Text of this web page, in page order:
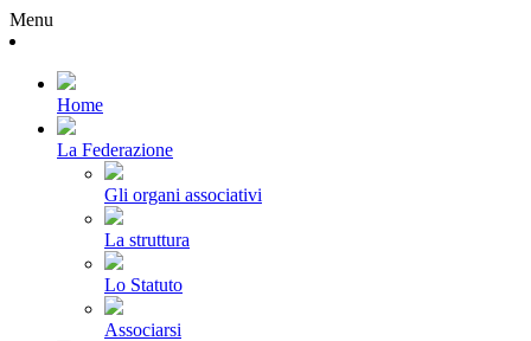
Menu
Home
La Federazione
Gli organi associativi
La struttura
Lo Statuto
Associarsi